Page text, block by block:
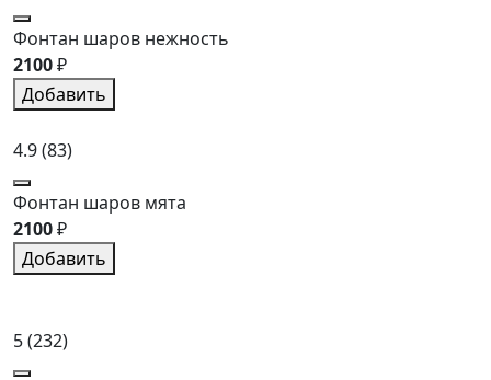
Фонтан шаров нежность
2100₽
Добавить
4.9(83)
Фонтан шаров мята
2100₽
Добавить
5(232)